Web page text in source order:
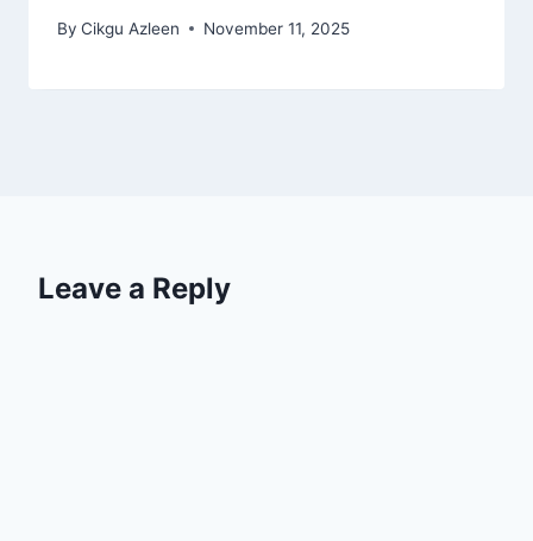
By Cikgu Azleen November 11, 2025
Leave a Reply